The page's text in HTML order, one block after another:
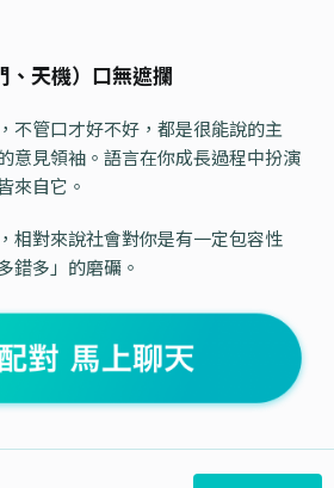
、天機）口無遮攔
不管口才好不好，都是很能說的主
意見領袖。語言在你成長過程中扮演
來自它。
相對來說社會對你是有一定包容性
錯多」的磨礪。